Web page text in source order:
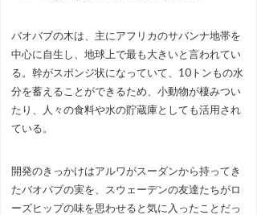
バオバブの木は、主にアフリカのサバンナ地帯を
中心に自生し、地球上で最も大きいと言われてい
る。幹がスポンジ状になっていて、10トンもの水
分を蓄えることができるため、小動物が棲みつい
たり、人々の食料や水の貯蔵庫としても活用され
ている。
開発のきっかけはアルワがスーダンから持ってき
たバオバブの実を、スウェーデンの友達たちがロ
ーズヒップの味を思わせると気に入ったことだっ